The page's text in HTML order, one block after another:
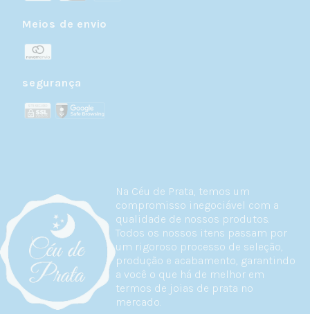
Na Céu de Prata, temos um
compromisso inegociável com a
qualidade de nossos produtos.
Todos os nossos itens passam por
um rigoroso processo de seleção,
produção e acabamento, garantindo
a você o que há de melhor em
termos de joias de prata no
mercado.
Meios de envio
segurança